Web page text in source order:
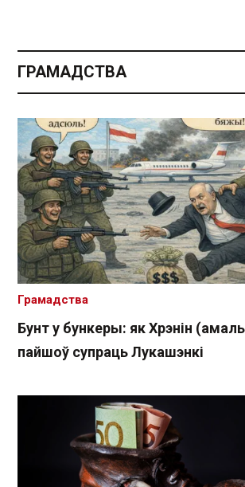
ГРАМАДСТВА
Бунт у бункеры: як Хрэнін
пайшоў супраць Лукашэнкі
Грамадства